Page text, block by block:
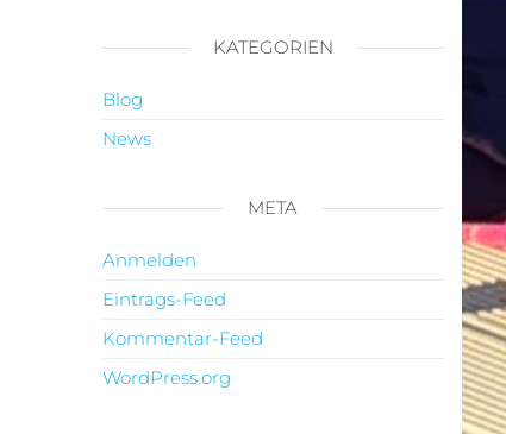
KATEGORIEN
Blog
News
META
Anmelden
Eintrags-Feed
Kommentar-Feed
WordPress.org